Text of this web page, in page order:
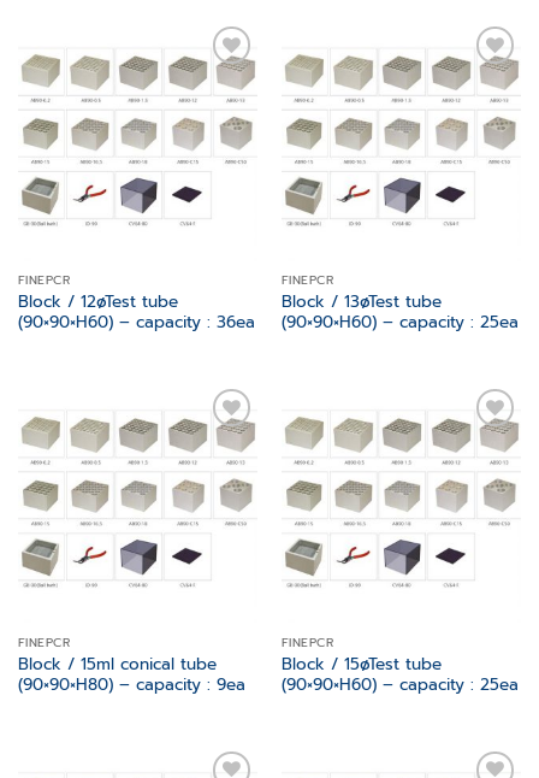
Add to
wishlist
FINEPCR
Block / 12øTest tube
(90×90×H60) – capacity : 36ea
Add to
wishlist
FINEPCR
Block / 13øTest tube
(90×90×H60) – capacity : 25ea
Add to
wishlist
FINEPCR
Block / 15ml conical tube
(90×90×H80) – capacity : 9ea
Add to
wishlist
FINEPCR
Block / 15øTest tube
(90×90×H60) – capacity : 25ea